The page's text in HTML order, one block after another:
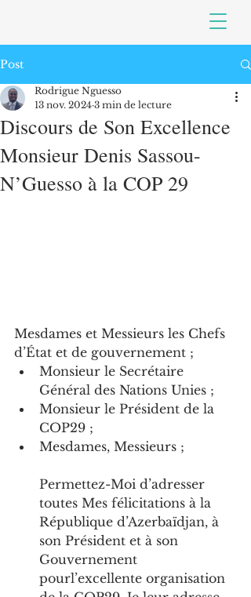
Post
Discours de Son Excellence
Monsieur Denis Sassou-
N’Guesso à la COP 29
Rodrigue Nguesso
13 nov. 2024 3 min de lecture
Mesdames et Messieurs les Chefs
d’État et de gouvernement ;
Monsieur le Secrétaire
Général des Nations Unies ;
Monsieur le Président de la
COP29 ;
Mesdames, Messieurs ;
Permettez-Moi d’adresser
toutes Mes félicitations à la
République d’Azerbaïdjan, à
son Président et à son
Gouvernement
pourl’excellente organisation